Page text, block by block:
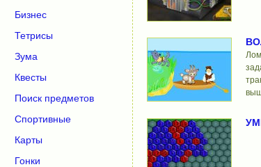
Бизнес
Тетрисы
Зума
Квесты
Поиск предметов
Спортивные
Карты
Гонки